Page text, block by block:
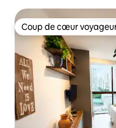
Coup de cœur
Coup de cœur